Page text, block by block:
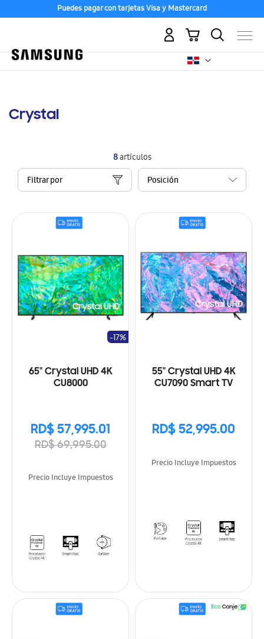
Puedes pagar con tarjetas Visa y Mastercard
Mi carrito
Crystal
8artículos
Filtrar por
65" Crystal UHD 4K
CU8000
RD$ 57,995.01
RD$ 69,995.00
-17%
Precio Incluye Impuestos
55" Crystal UHD 4K
CU7090 Smart TV
RD$ 52,995.00
Precio Incluye Impuestos